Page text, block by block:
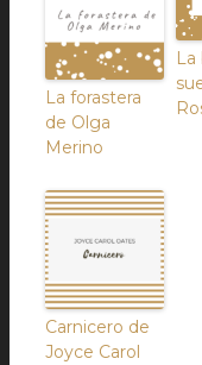
La forastera
de Olga
Merino
La
Carnicero de
Joyce Carol